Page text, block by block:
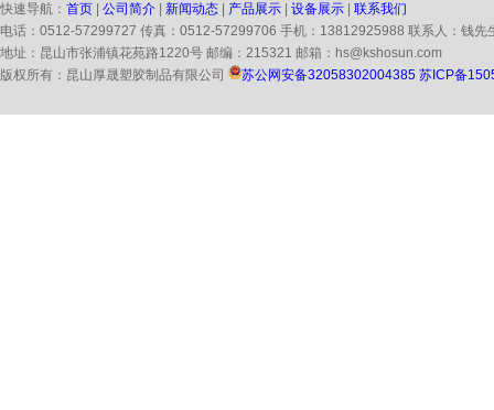
快速导航： 首页 公司简介 新闻动态 产品展示 设备展示
联系我们
电话：0512-57299727 传真：0512-57299706 手机：13812925988 联系人：钱先
地址：昆山市张浦镇花苑路1220号 邮编：215321 邮箱：hs@kshosun.com
版权所有：昆山厚晟塑胶制品有限公司
苏公网安备32058302004385 苏ICP备